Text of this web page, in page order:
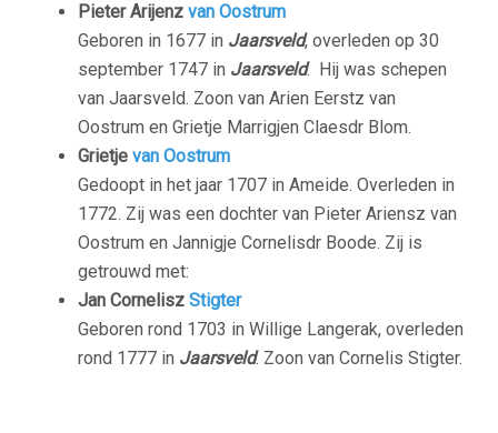
Pieter Arijenz van Oostrum
Geboren in 1677 in Jaarsveld, overleden op 30
september 1747 in Jaarsveld. Hij was schepen
van Jaarsveld. Zoon van Arien Eerstz van
Oostrum en Grietje Marrigjen Claesdr Blom.
Grietje van Oostrum
Gedoopt in het jaar 1707 in Ameide. Overleden in
1772. Zij was een dochter van Pieter Ariensz van
Oostrum en Jannigje Cornelisdr Boode. Zij is
getrouwd met:
Jan Cornelisz Stigter
Geboren rond 1703 in Willige Langerak, overleden
rond 1777 in Jaarsveld. Zoon van Cornelis Stigter.